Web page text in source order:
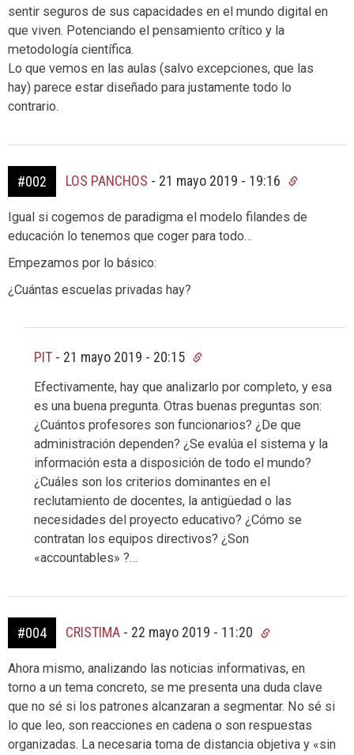
sentir seguros de sus capacidades en el mundo digital en
que viven. Potenciando el pensamiento crítico y la
metodología científica.
Lo que vemos en las aulas (salvo excepciones, que las
hay) parece estar diseñado para justamente todo lo
contrario.
#002 LOS PANCHOS - 21 mayo 2019 - 19:16
Igual si cogemos de paradigma el modelo filandes de
educación lo tenemos que coger para todo…
Empezamos por lo básico:
¿Cuántas escuelas privadas hay?
PIT - 21 mayo 2019 - 20:15
Efectivamente, hay que analizarlo por completo, y esa
es una buena pregunta. Otras buenas preguntas son:
¿Cuántos profesores son funcionarios? ¿De que
administración dependen? ¿Se evalúa el sistema y la
información esta a disposición de todo el mundo?
¿Cuáles son los criterios dominantes en el
reclutamiento de docentes, la antigüedad o las
necesidades del proyecto educativo? ¿Cómo se
contratan los equipos directivos? ¿Son
«accountables» ?…
#004 CRISTIMA - 22 mayo 2019 - 11:20
Ahora mismo, analizando las noticias informativas, en
torno a un tema concreto, se me presenta una duda clave
que no sé si los patrones alcanzaran a segmentar. No sé si
lo que leo, son reacciones en cadena o son respuestas
organizadas. La necesaria toma de distancia objetiva y «sin